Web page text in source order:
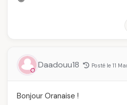
Daadouu18 Posté le 11
Bonjour Oranaise !